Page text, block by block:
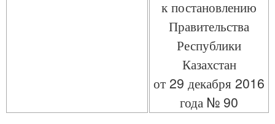
к постановлению
Правительства
Республики
Казахстан
от 29 декабря 2016
года № 90